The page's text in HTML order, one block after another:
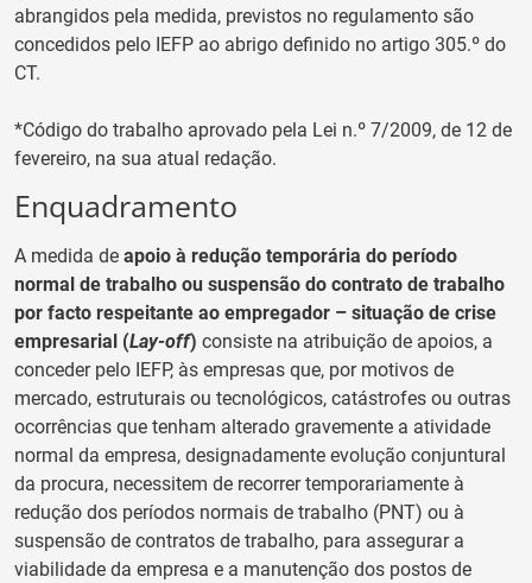
abrangidos pela medida, previstos no regulamento são
concedidos pelo IEFP ao abrigo definido no artigo 305.º do
CT.
*Código do trabalho aprovado pela Lei n.º 7/2009, de 12 de
fevereiro, na sua atual redação.
Enquadramento
A medida de apoio à redução temporária do período
normal de trabalho ou suspensão do contrato de trabalho
por facto respeitante ao empregador – situação de crise
empresarial (Lay-off) consiste na atribuição de apoios, a
conceder pelo IEFP, às empresas que, por motivos de
mercado, estruturais ou tecnológicos, catástrofes ou outras
ocorrências que tenham alterado gravemente a atividade
normal da empresa, designadamente evolução conjuntural
da procura, necessitem de recorrer temporariamente à
redução dos períodos normais de trabalho (PNT) ou à
suspensão de contratos de trabalho, para assegurar a
viabilidade da empresa e a manutenção dos postos de